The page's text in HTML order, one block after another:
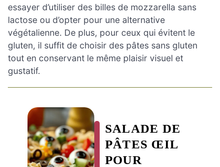
essayer d’utiliser des billes de mozzarella sans
lactose ou d’opter pour une alternative
végétalienne. De plus, pour ceux qui évitent le
gluten, il suffit de choisir des pâtes sans gluten
tout en conservant le même plaisir visuel et
gustatif.
SALADE DE
PÂTES ŒIL
POUR